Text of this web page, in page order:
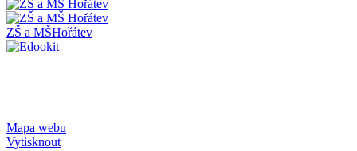
ZŠ a MŠHořátev
Mapa webu
Vytisknout